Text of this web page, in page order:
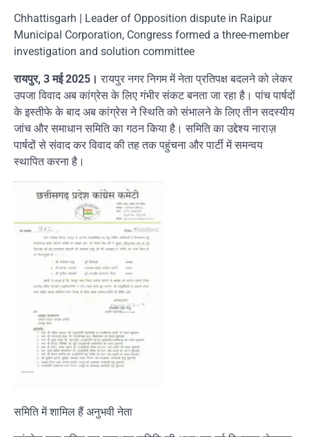
Chhattisgarh | Leader of Opposition dispute in Raipur
Municipal Corporation, Congress formed a three-member
investigation and solution committee
रायपुर, 3 मई 2025। रायपुर नगर निगम में नेता प्रतिपक्ष बदलने को लेकर
उपजा विवाद अब कांग्रेस के लिए गंभीर संकट बनता जा रहा है। पांच पार्षदों
के इस्तीफे के बाद अब कांग्रेस ने स्थिति को संभालने के लिए तीन सदस्यीय
जांच और समाधान समिति का गठन किया है। समिति का उद्देश्य नाराज़
पार्षदों से संवाद कर विवाद की तह तक पहुंचना और पार्टी में समन्वय
स्थापित करना है।
समिति में शामिल हैं अनुभवी नेता